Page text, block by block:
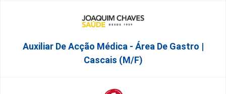
Auxiliar De Acção Médica - Área De Gastro |
Cascais (M/F)